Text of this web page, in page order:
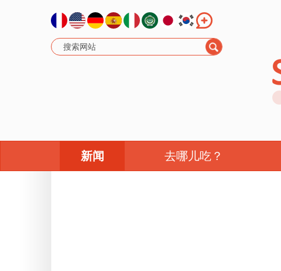
新闻 去哪儿吃？